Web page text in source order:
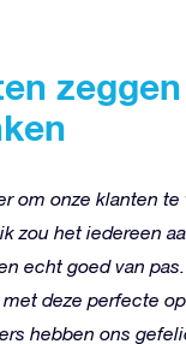
om onze klanten
zou het iedereen
echt goed van
deze perfecte
hebben ons